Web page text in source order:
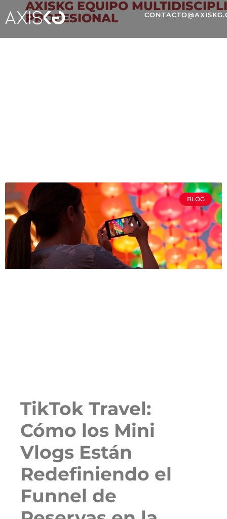
AXISKG EQUIPO
PROFESIONAL
BLOG
TikTok Travel:
Cómo los Mini
Vlogs Están
Redefiniendo el
Funnel de